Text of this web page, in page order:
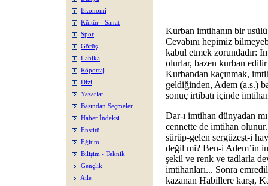
Ekonomi
Kültür - Sanat
Spor
Görüş
Lahika
Röportaj
Dizi
Yazarlar
Basından Seçmeler
Haber İndeksi
Enstitü
Eğitim
Bilişim - Teknik
Gençlik
Aile
Kurban imtihanın bir
Cevabını hepimiz
kabul etmek zorundadır:
olurlar, bazen kurban
Kurbandan kaçınmak,
geldiğinden, Adem (a.s.)
sonuç irtibatı içinde
Dar-ı imtihan dünyadan
cennette de imtihan
sürüp-gelen sergüzeşt-i
değil mi? Ben-i Adem’in
şekil ve renk ve tadlarla
imtihanları... Sonra
kazanan Habillere karşı,